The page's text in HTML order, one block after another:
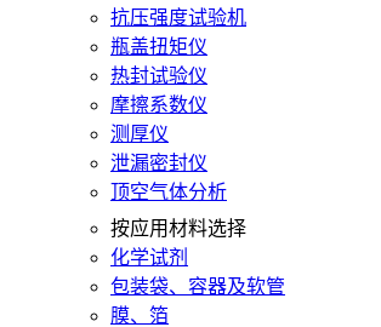
抗压强度试验机
瓶盖扭矩仪
热封试验仪
摩擦系数仪
测厚仪
泄漏密封仪
顶空气体分析
按应用材料选择
化学试剂
包装袋、容器及软管
膜、箔